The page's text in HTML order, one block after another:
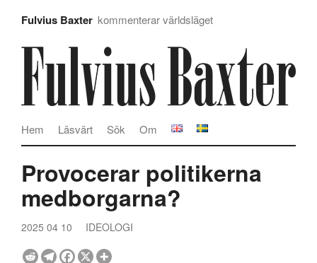
Fulvius Baxter kommenterar världsläget
Om
Sök
Läsvärt
Hem
Provocerar politikerna
medborgarna?
2025 04 10 IDEOLOGI